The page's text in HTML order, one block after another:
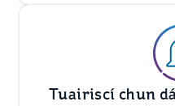
Tuairiscí chun